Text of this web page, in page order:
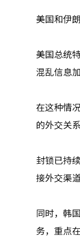
美国和伊
美国总统
混乱信息
在这种情
的外交关
封锁已持
接外交渠
同时，韩
务，重点